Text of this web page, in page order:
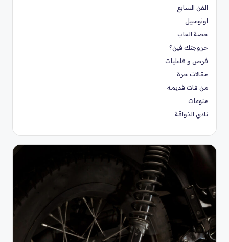
الفن السابع
اوتومبيل
حصة العاب
خروجتك فين؟
فرص و فاعليات
مقالات حرة
من فات قديمه
منوعات
نادي الذواقة